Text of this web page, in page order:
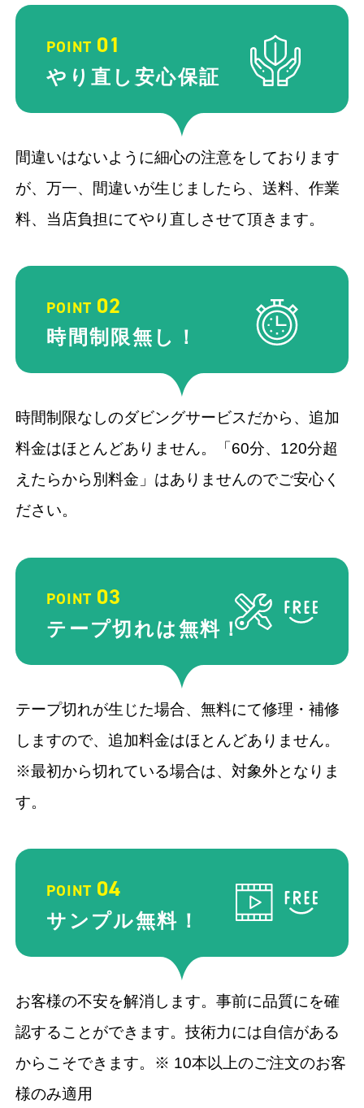
POINT 01
やり直し 安心保証
間違いはないように細心の注意をしております
が、万一、間違いが生じましたら、送料、作業
料、当店負担にてやり直しさせて頂きます。
POINT 02
時間制限無し！
時間制限なしのダビングサービスだから、追加
料金はほとんどありません。「60分、120分超
えたらから別料金」はありませんのでご安心く
ださい。
POINT 03
テープ切れは無料！
テープ切れが生じた場合、無料にて修理・補修
しますので、追加料金はほとんどありません。
※最初から切れている場合は、対象外となりま
す。
POINT 04
サンプル無料！
お客様の不安を解消します。事前に品質にを確
認することができます。技術力には自信がある
からこそできます。※ 10本以上のご注文のお客
様のみ適用